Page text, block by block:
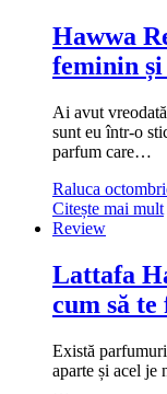
Hawwa
feminin
Ai avut
sunt eu într-o
parfum care…
Raluca
Citește mai mult
Review
Lattafa
cum să
Există
aparte și acel je
…